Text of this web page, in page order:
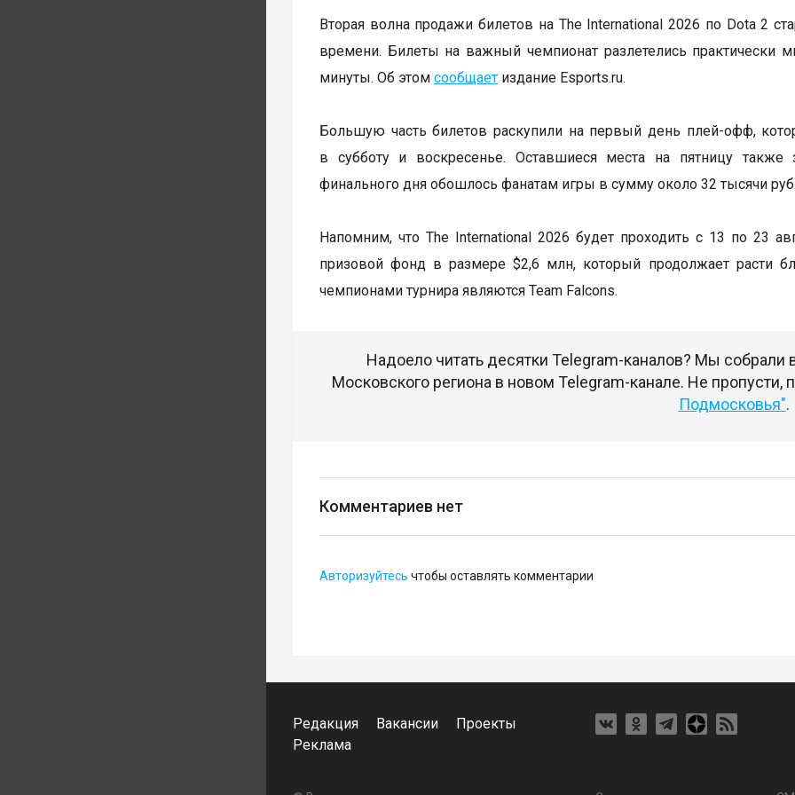
Вторая волна продажи билетов на The International 2026 по Dota 2
времени. Билеты на важный чемпионат разлетелись практически
минуты. Об этом сообщает издание Esports.ru.
Большую часть билетов раскупили на первый день плей-офф,
в субботу и воскресенье. Оставшиеся места на пятницу также
финального дня обошлось фанатам игры в сумму около 32 тысячи
Напомним, что The International 2026 будет проходить с 13 по 23
призовой фонд в размере $2,6 млн, который продолжает расти
чемпионами турнира являются Team Falcons.
Надоело читать десятки Telegram-каналов? Мы
Московского региона в новом Telegram-канале. Не пропусти,
Подмосковья".
Комментариев нет
Авторизуйтесь чтобы оставлять комментарии
Редакция Вакансии
Проекты
Реклама